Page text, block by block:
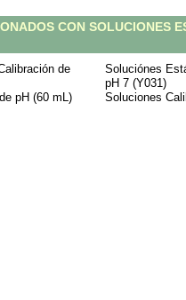
CON SOLUCIONES
de
Soluciónes
pH 7 (Y031)
pH (60 mL)
Soluciones